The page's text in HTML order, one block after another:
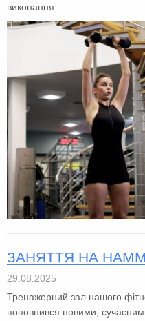
виконання...
ЗАНЯТТЯ НА
29.08.2025
Тренажерний зал нашого
поповнився новими,